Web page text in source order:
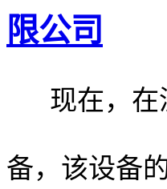
限公司
现在，在
备，该设备